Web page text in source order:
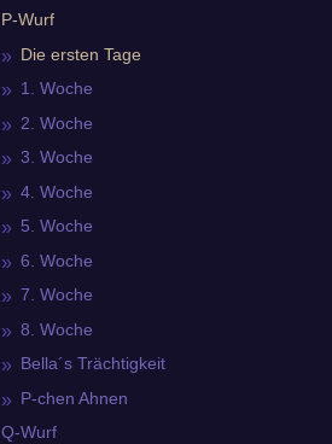
P-Wurf
Die ersten Tage
1. Woche
2. Woche
3. Woche
4. Woche
5. Woche
6. Woche
7. Woche
8. Woche
Bella´s Trächtigkeit
P-chen Ahnen
Q-Wurf